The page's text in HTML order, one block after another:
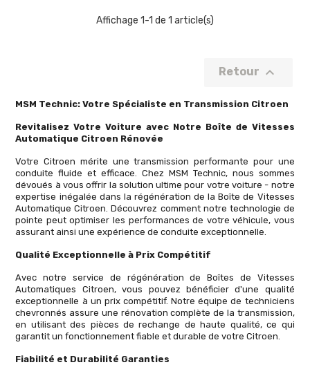
Affichage 1-1 de 1 article(s)
Retour 
MSM Technic: Votre Spécialiste en Transmission Citroen
Revitalisez Votre Voiture avec Notre Boîte de Vitesses
Automatique Citroen Rénovée
Votre Citroen mérite une transmission performante pour une
conduite fluide et efficace. Chez MSM Technic, nous sommes
dévoués à vous offrir la solution ultime pour votre voiture - notre
expertise inégalée dans la régénération de la Boîte de Vitesses
Automatique Citroen. Découvrez comment notre technologie de
pointe peut optimiser les performances de votre véhicule, vous
assurant ainsi une expérience de conduite exceptionnelle.
Qualité Exceptionnelle à Prix Compétitif
Avec notre service de régénération de Boîtes de Vitesses
Automatiques Citroen, vous pouvez bénéficier d'une qualité
exceptionnelle à un prix compétitif. Notre équipe de techniciens
chevronnés assure une rénovation complète de la transmission,
en utilisant des pièces de rechange de haute qualité, ce qui
garantit un fonctionnement fiable et durable de votre Citroen.
Fiabilité et Durabilité Garanties